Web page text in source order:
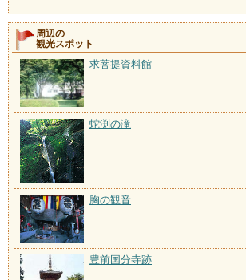
周辺の
観光スポット
求菩提資料館
蛇渕の滝
胸の観音
豊前国分寺跡